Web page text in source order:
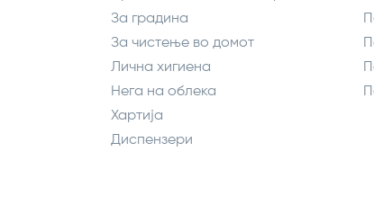
За градина
За чистење во домот
Лична хигиена
Нега на облека
Хартија
Диспензери